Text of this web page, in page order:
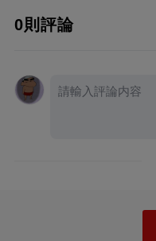
0則評論